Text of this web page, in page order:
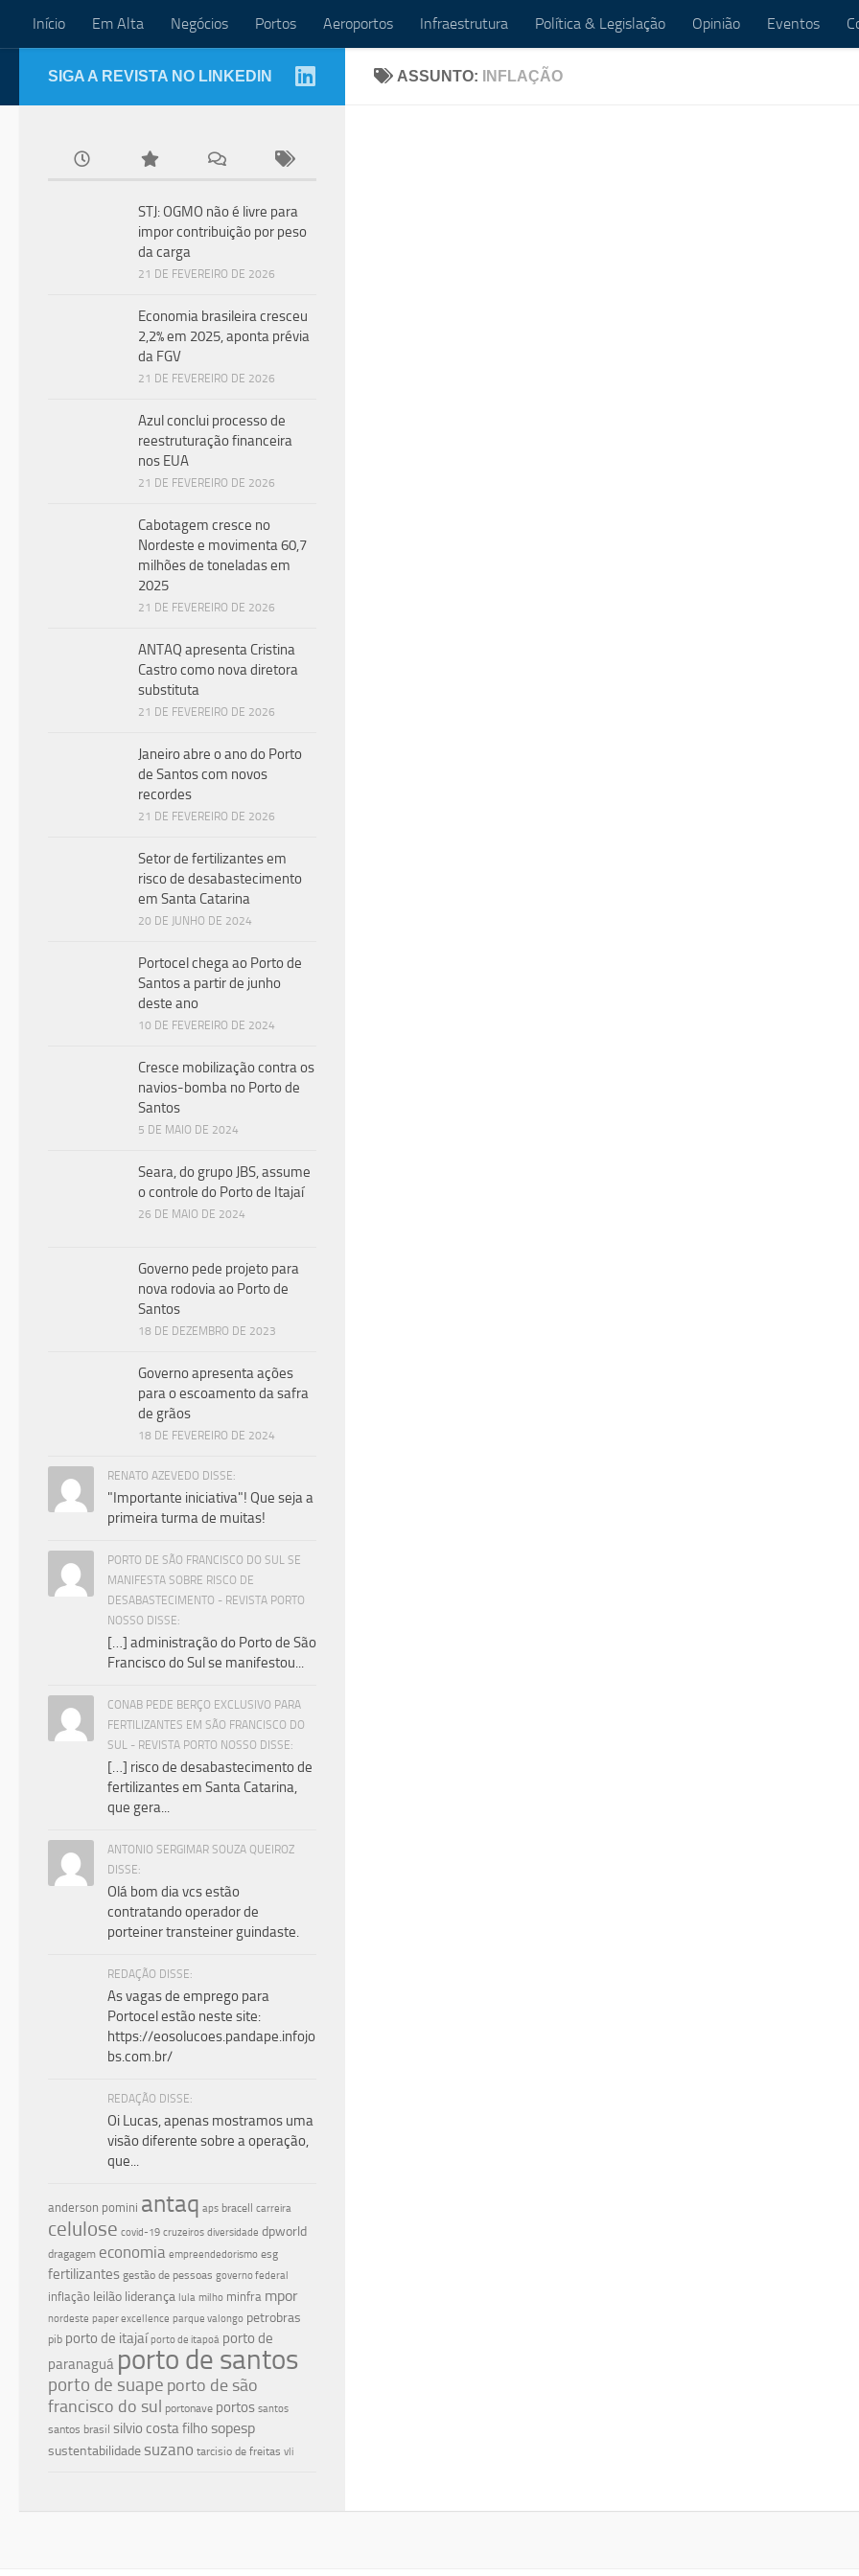
Skip to content
Início Em Alta Negócios Portos Aeroportos Infraestrutura Política & Legislação Opinião Eventos
ASSUNTO: INFLAÇÃO
SIGA A REVISTA NO LINKEDIN
STJ: OGMO não é livre para
impor contribuição por peso
da carga
21 DE FEVEREIRO DE 2026
Economia brasileira cresceu
2,2% em 2025, aponta prévia
da FGV
21 DE FEVEREIRO DE 2026
Azul conclui processo de
reestruturação financeira
nos EUA
21 DE FEVEREIRO DE 2026
Cabotagem cresce no
Nordeste e movimenta 60,7
milhões de toneladas em
2025
21 DE FEVEREIRO DE 2026
ANTAQ apresenta Cristina
Castro como nova diretora
substituta
21 DE FEVEREIRO DE 2026
Janeiro abre o ano do Porto
de Santos com novos
recordes
21 DE FEVEREIRO DE 2026
Setor de fertilizantes em
risco de desabastecimento
em Santa Catarina
20 DE JUNHO DE 2024
Portocel chega ao Porto de
Santos a partir de junho
deste ano
10 DE FEVEREIRO DE 2024
Cresce mobilização contra os
navios-bomba no Porto de
Santos
5 DE MAIO DE 2024
Seara, do grupo JBS, assume
o controle do Porto de Itajaí
26 DE MAIO DE 2024
Governo pede projeto para
nova rodovia ao Porto de
Santos
18 DE DEZEMBRO DE 2023
Governo apresenta ações
para o escoamento da safra
de grãos
18 DE FEVEREIRO DE 2024
RENATO AZEVEDO DISSE:
"Importante iniciativa"! Que seja a
primeira turma de muitas!
PORTO DE SÃO FRANCISCO DO SUL SE
MANIFESTA SOBRE RISCO DE
DESABASTECIMENTO - REVISTA PORTO
NOSSO DISSE:
[…] administração do Porto de São
Francisco do Sul se manifestou...
CONAB PEDE BERÇO EXCLUSIVO PARA
FERTILIZANTES EM SÃO FRANCISCO DO
SUL - REVISTA PORTO NOSSO DISSE:
[…] risco de desabastecimento de
fertilizantes em Santa Catarina,
que gera...
ANTONIO SERGIMAR SOUZA QUEIROZ
DISSE:
Olá bom dia vcs estão
contratando operador de
porteiner transteiner guindaste.
REDAÇÃO DISSE:
As vagas de emprego para
Portocel estão neste site:
https://eosolucoes.pandape.infojo
bs.com.br/
REDAÇÃO DISSE:
Oi Lucas, apenas mostramos uma
visão diferente sobre a operação,
que...
anderson pomini antaq aps bracell carreira
celulose covid-19 cruzeiros diversidade dpworld
dragagem economia empreendedorismo esg
fertilizantes gestão de pessoas governo federal
inflação leilão liderança lula milho minfra mpor
nordeste paper excellence parque valongo petrobras
pib porto de itajaí porto de itapoá porto de
paranaguá porto de santos
porto de suape porto de são
francisco do sul portonave portos santos
santos brasil silvio costa filho sopesp
sustentabilidadesuzano tarcisio de freitas vli